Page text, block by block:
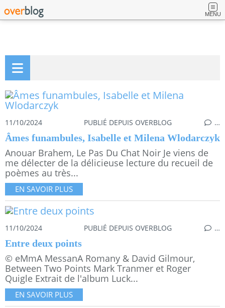
MENU
11/10/2024 PUBLIÉ DEPUIS OVERBLOG …
Âmes funambules, Isabelle et Milena Wlodarczyk
Anouar Brahem, Le Pas Du Chat Noir Je viens de
me délecter de la délicieuse lecture du recueil de
poèmes au très...
EN SAVOIR PLUS
11/10/2024 PUBLIÉ DEPUIS OVERBLOG …
Entre deux points
© eMmA MessanA Romany & David Gilmour,
Between Two Points Mark Tranmer et Roger
Quigle Extrait de l'album Luck...
EN SAVOIR PLUS